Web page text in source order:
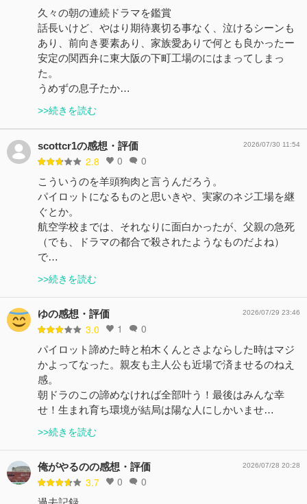
久々の朝の連続ドラマを鑑賞
話長いけど、やはり期待裏切る事なく、泣けるシーンも
あり、前向き要素あり、家族愛ありで何とも良かったー
安定の関西弁に東大阪の下町工場のにはまってしまっ
た。
うめずの息子たか…
>>続きを読む
scottcr1の感想・評価
2.8 0 0
2026/07/30 11:54
こういうのを羊頭狗肉と言うんだろう。
パイロットになるものと思いきや、実家のネジ工場を継
ぐとか。
航空学校までは、それなりに面白かったが、父親の急死
（でも、ドラマの都合で殺されたようなものだよね）
で…
>>続きを読む
ゆの感想・評価
3.0 1 0
2026/07/29 23:46
パイロット諦めた時と柏木くんとさよならした時はマジ
かよってなった。親友も主人公も近場で済ませるのねえ
感。
朝ドラのこの諦めなければ全部叶う！最後はみんな幸
せ！生まれ育ち環境が結局は陽な人にしかいませ…
>>続きを読む
俺がやるのの感想・評価
3.7 0 0
2026/07/28 20:28